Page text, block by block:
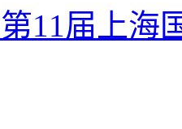
11届上海